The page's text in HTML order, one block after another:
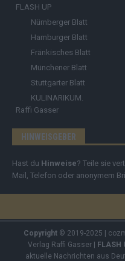
FLASH UP
Nürnberger Blatt
Hamburger Blatt
Fränkisches Blatt
Münchener Blatt
Stuttgarter Blatt
KULINARIKUM.
Raffi Gasser
HINWEISGEBER
Hast du Hinweise? Teile sie
Mail, Telefon oder anonymem
Copyright© 2019-2025 |
Verlag Raffi Gasser | FLASH
aktuelle Nachrichten aus